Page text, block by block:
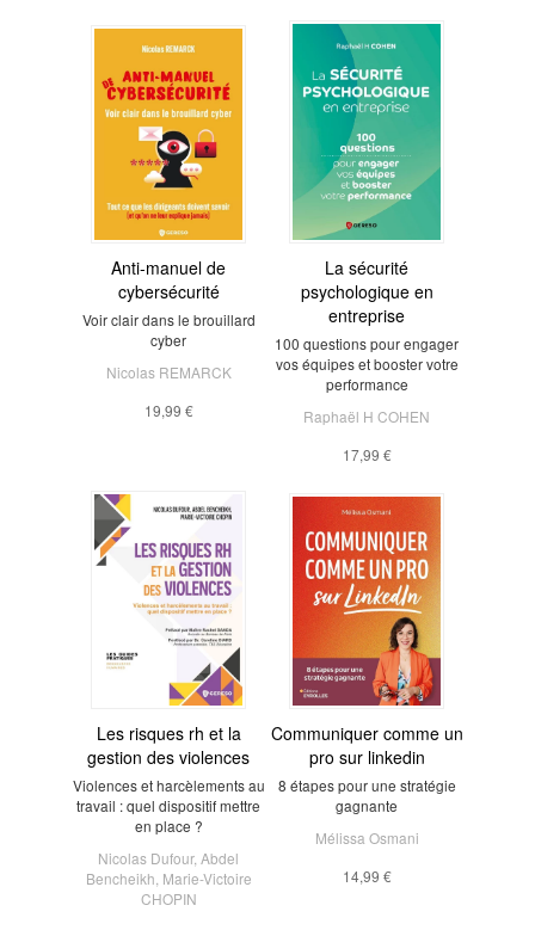
Anti-manuel de
cybersécurité
Voir clair dans le brouillard
cyber
Nicolas REMARCK
19,99 €
La sécurité
psychologique en
entreprise
100 questions pour engager
vos équipes et booster votre
performance
Raphaël H COHEN
17,99 €
Les risques rh et la
gestion des violences
Violences et harcèlements au
travail : quel dispositif mettre
en place ?
Nicolas Dufour, Abdel
Bencheikh Marie-Victoire
CHOPIN
Communiquer comme un
pro sur linkedin
8 étapes pour une stratégie
gagnante
Mélissa Osmani
14,99 €